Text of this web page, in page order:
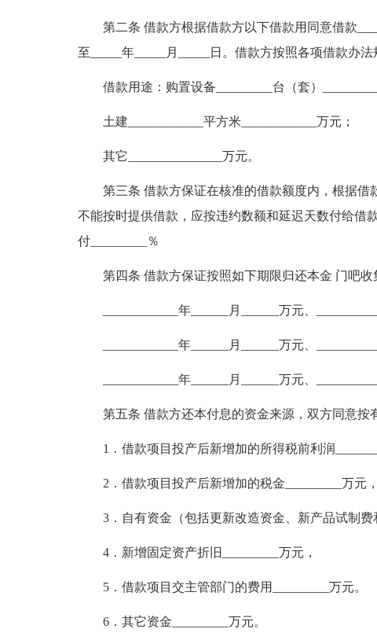
第二条 借款方根据借款方以下借款用同意借款
至_____年_____月_____日。借款方按照各项借款办
借款用途：购置设备_________台（套）
土建____________平方米____________万元；
其它_______________万元。
第三条 借款方保证在核准的借款额度内，根据借
不能按时提供借款，应按违约数额和延迟天数付给借
付_________％
第四条 借款方保证按照如下期限归还本金 门吧
____________年______月______万元、
____________年______月______万元、
____________年______月______万元、
第五条 借款方还本付息的资金来源，双方同意按
1．借款项目投产后新增加的所得税前利润
2．借款项目投产后新增加的税金_________万元，
3．自有资金（包括更新改造资金、新产品试制费
4．新增固定资产折旧_________万元，
5．借款项目交主管部门的费用_________万元。
6．其它资金_________万元。